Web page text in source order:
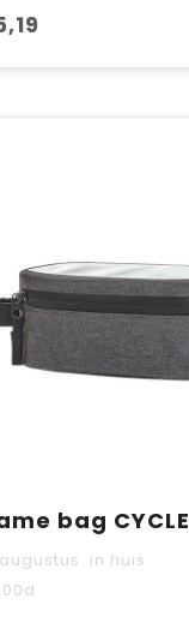
bag CYCLE
in huis